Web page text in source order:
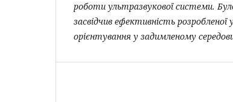
роботи ультразвукової системи.
засвідчив ефективність
орієнтування у задимленому